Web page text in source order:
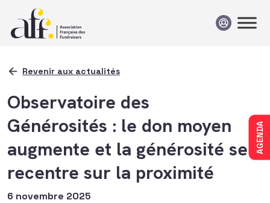
AGENDA
Revenir aux actualités
Observatoire des
Générosités : le don moyen
augmente et la générosité se
recentre sur la proximité
6 novembre 2025